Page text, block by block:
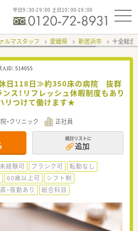
平日9：30-19：00 土日10：00-19：00
ルマスタッフ 愛媛県 新居浜市 十全総合
ID： 514055
休日118日≫約350床の病院 抜群
ス！リフレッシュ休暇制度もあり
リつけて働けます★
・クリニック 正社員
検討リストに
追加
未経験可 ブランク可
転勤なし
60歳以上可
シフト制
・夜勤あり 総合科目